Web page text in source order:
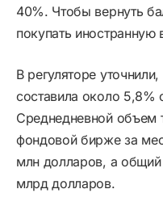
40%. Чтобы вернуть
покупать иностранную
В регуляторе
составила около 5,8%
Среднедневной объем
фондовой бирже за
млн долларов, а
млрд долларов.